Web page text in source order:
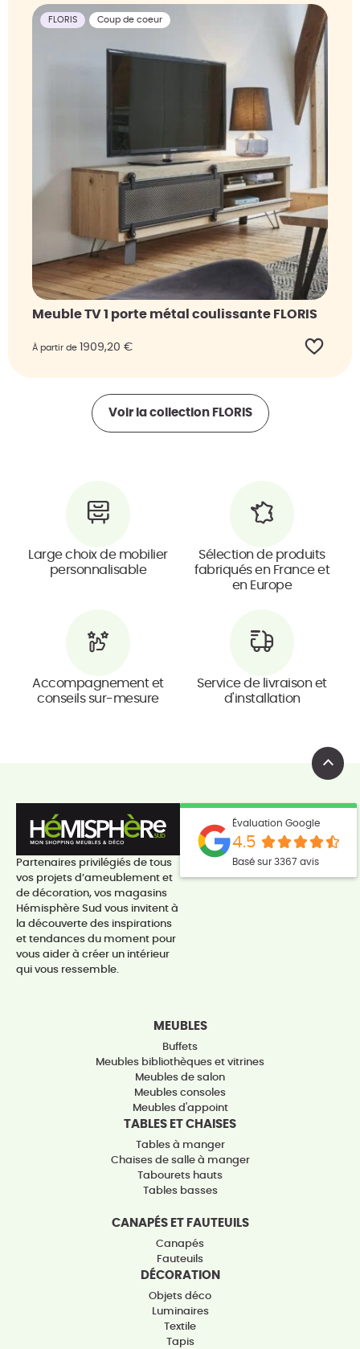
FLORIS Coup de coeur
Meuble TV 1 porte métal coulissante FLORIS
À partir de 1909,20 €
Voir la collection FLORIS
Large choix de mobilier
personnalisable
Sélection de produits
fabriqués en France et
en Europe
Accompagnement et
conseils sur-mesure
Service de livraison et
d'installation
Partenaires privilégiés de tous
vos projets d’ameublement et
de décoration, vos magasins
Hémisphère Sud vous invitent à
la découverte des inspirations
et tendances du moment pour
vous aider à créer un intérieur
qui vous ressemble.
Évaluation Google
4.5
Basé sur 3367 avis
MEUBLES
Buffets
Meubles bibliothèques et vitrines
Meubles de salon
Meubles consoles
Meubles d'appoint
TABLES ET CHAISES
Tables à manger
Chaises de salle à manger
Tabourets hauts
Tables basses
CANAPÉS ET FAUTEUILS
Canapés
Fauteuils
DÉCORATION
Objets déco
Luminaires
Textile
Tapis